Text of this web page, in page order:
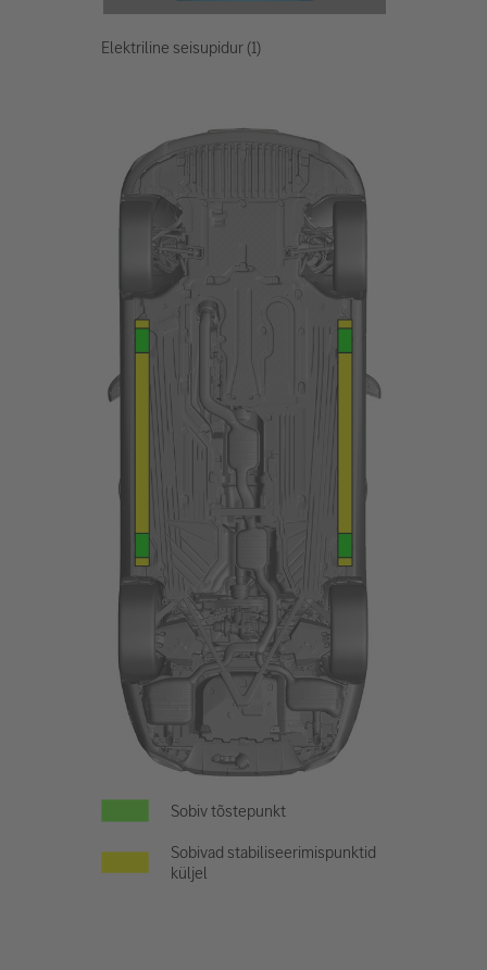
Elektriline seisupidur (1)
Sobiv tõstepunkt
Sobivad stabiliseerimispunktid
küljel